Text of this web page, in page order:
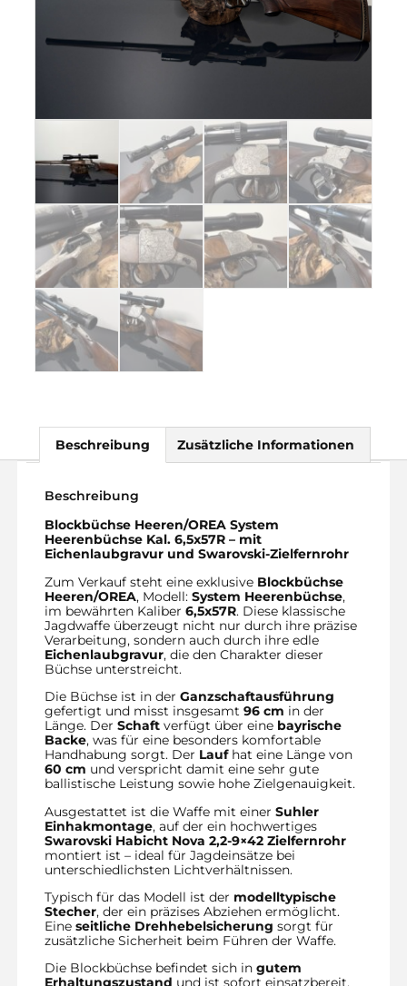
Beschreibung Zusätzliche Informationen
Beschreibung
Blockbüchse Heeren/OREA System
Heerenbüchse Kal. 6,5x57R – mit
Eichenlaubgravur und Swarovski-Zielfernrohr
Zum Verkauf steht eine exklusive Blockbüchse
Heeren/OREA, Modell: System Heerenbüchse,
im bewährten Kaliber 6,5x57R. Diese klassische
Jagdwaffe überzeugt nicht nur durch ihre präzise
Verarbeitung, sondern auch durch ihre edle
Eichenlaubgravur, die den Charakter dieser
Büchse unterstreicht.
Die Büchse ist in der Ganzschaftausführung
gefertigt und misst insgesamt 96 cm in der
Länge. Der Schaftverfügt über eine bayrische
Backe, was für eine besonders komfortable
Handhabung sorgt. Der Laufhat eine Länge von
60 cm und verspricht damit eine sehr gute
ballistische Leistung sowie hohe Zielgenauigkeit.
Ausgestattet ist die Waffe mit einer Suhler
Einhakmontage, auf der ein hochwertiges
Swarovski Habicht Nova 2,2-9×42 Zielfernrohr
montiert ist – ideal für Jagdeinsätze bei
unterschiedlichsten Lichtverhältnissen.
Typisch für das Modell ist der modelltypische
Stecher, der ein präzises Abziehen ermöglicht.
Eine seitliche Drehhebelsicherung sorgt für
zusätzliche Sicherheit beim Führen der Waffe.
Die Blockbüchse befindet sich in gutem
Erhaltungszustand und ist sofort einsatzbereit.